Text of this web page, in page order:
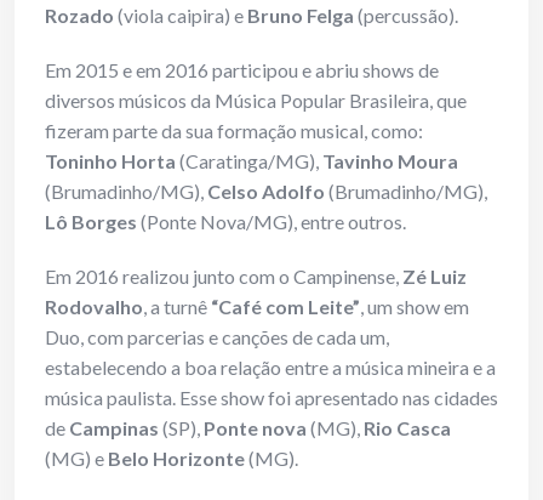
Rozado (viola caipira) e Bruno Felga (percussão).
Em 2015 e em 2016 participou e abriu shows de
diversos músicos da Música Popular Brasileira, que
fizeram parte da sua formação musical, como:
Toninho Horta (Caratinga/MG), Tavinho Moura
(Brumadinho/MG), Celso Adolfo (Brumadinho/MG),
Lô Borges (Ponte Nova/MG), entre outros.
Em 2016 realizou junto com o Campinense, Zé Luiz
Rodovalho, a turnê “Café com Leite”, um show em
Duo, com parcerias e canções de cada um,
estabelecendo a boa relação entre a música mineira e a
música paulista. Esse show foi apresentado nas cidades
de Campinas (SP), Ponte nova (MG), Rio Casca
(MG) e Belo Horizonte(MG).